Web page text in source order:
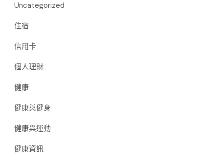
Uncategorized
住宿
信用卡
個人理財
健康
健康與健身
健康與運動
健康資訊